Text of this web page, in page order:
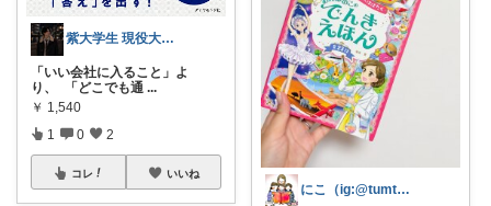
紫大学生 現役大学生の知見
「いい会社に入ること」よ
り、 「どこでも通 ...
￥ 1,540
1 0 2
コレ いいね
にこ（ig:@tumtumehon）